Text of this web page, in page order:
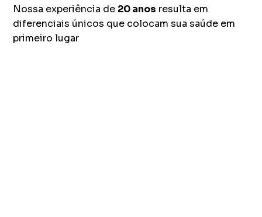
Nossa experiência de 20 anos resulta em
diferenciais únicos que colocam sua saúde em
primeiro lugar